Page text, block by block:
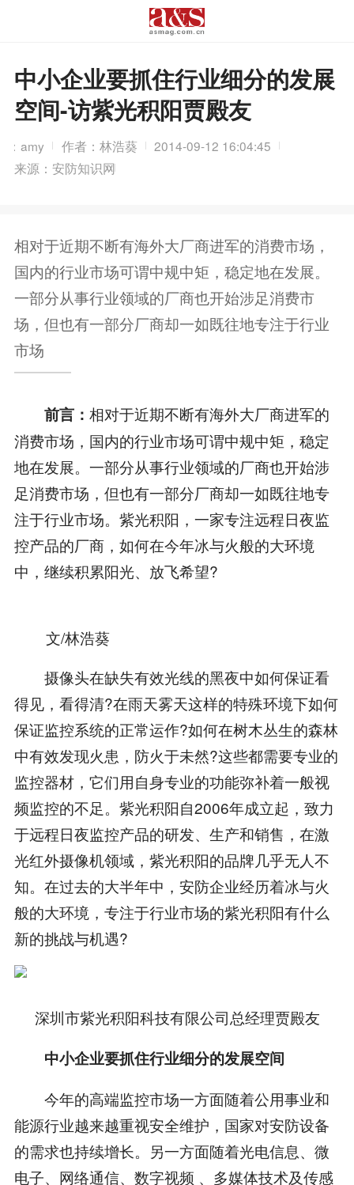
中小企业要抓住行业细分的发展
空间-访紫光积阳贾殿友
：amy 作者：林浩葵
2014-09-12 16:04:45
来源：安防知识网
相对于近期不断有海外大厂商进军的消费市场，
国内的行业市场可谓中规中矩，稳定地在发展。
一部分从事行业领域的厂商也开始涉足消费市
场，但也有一部分厂商却一如既往地专注于行业
市场
前言： 相对于近期不断有海外大厂商进军的
消费市场，国内的行业市场可谓中规中矩，稳定
地在发展。一部分从事行业领域的厂商也开始涉
足消费市场，但也有一部分厂商却一如既往地专
注于行业市场。紫光积阳，一家专注远程日夜监
控产品的厂商，如何在今年冰与火般的大环境
中，继续积累阳光、放飞希望?
文/林浩葵
摄像头在缺失有效光线的黑夜中如何保证看
得见，看得清?在雨天雾天这样的特殊环境下如何
保证监控系统的正常运作?如何在树木丛生的森林
中有效发现火患，防火于未然?这些都需要专业的
监控器材，它们用自身专业的功能弥补着一般视
频监控的不足。紫光积阳自2006年成立起，致力
于远程日夜监控产品的研发、生产和销售，在激
光红外摄像机领域，紫光积阳的品牌几乎无人不
知。在过去的大半年中，安防企业经历着冰与火
般的大环境，专注于行业市场的紫光积阳有什么
新的挑战与机遇?
深圳市紫光积阳科技有限公司总经理贾殿友
中小企业要抓住行业细分的发展空间
今年的高端监控市场一方面随着公用事业和
能源行业越来越重视安全维护，国家对安防设备
的需求也持续增长。另一方面随着光电信息、微
电子、网络通信、数字视频 、多媒体技术及传感